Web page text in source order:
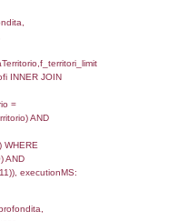
f_territori_limitrofi
ON
=
=